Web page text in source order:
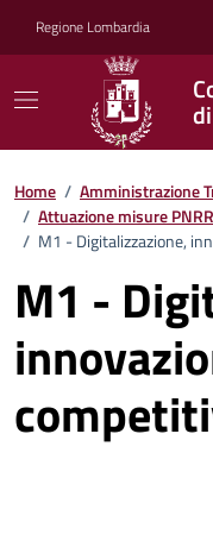
Regione Lombardia
Home / Amministrazione
/ Attuazione misure PNRR
/ M1 - Digitalizzazione,
M1 -